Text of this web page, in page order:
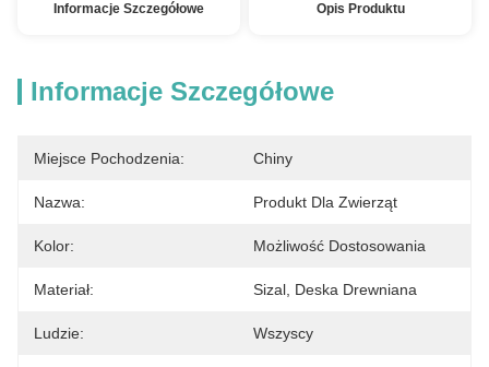
Informacje Szczegółowe Opis Produktu
Informacje Szczegółowe
Miejsce Pochodzenia: Chiny
Nazwa: Produkt Dla Zwierząt
Kolor: Możliwość Dostosowania
Materiał: Sizal, Deska Drewniana
Ludzie: Wszyscy